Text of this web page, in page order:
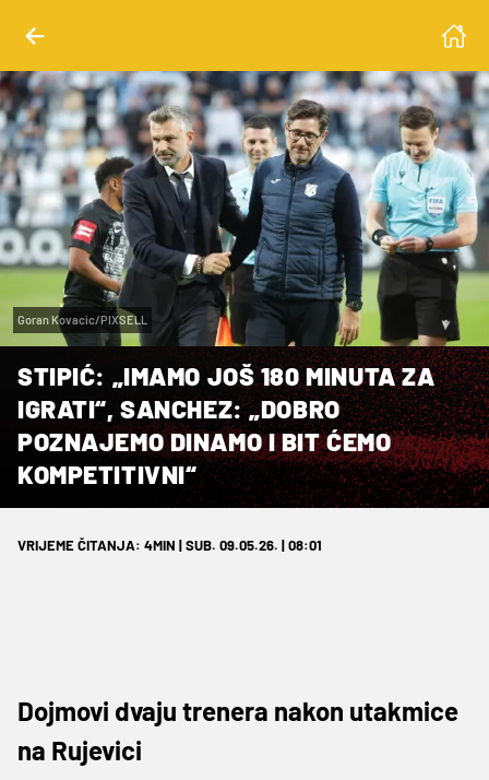
Goran Kovacic/PIXSELL
STIPIĆ: „IMAMO JOŠ 180 MINUTA ZA
IGRATI“, SANCHEZ: „DOBRO
POZNAJEMO DINAMO I BIT ĆEMO
KOMPETITIVNI“
VRIJEME ČITANJA: 4MIN | SUB. 09.05.26. | 08:01
Dojmovi dvaju trenera nakon utakmice
na Rujevici